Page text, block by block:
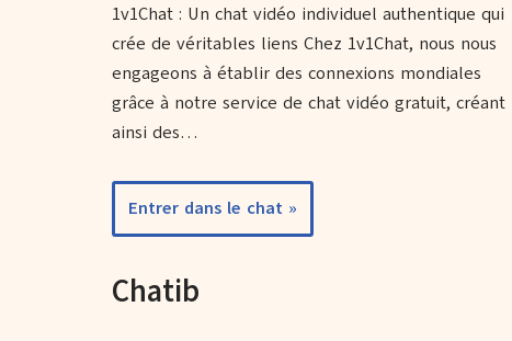
1v1Chat : Un chat vidéo individuel authentique qui
crée de véritables liens Chez 1v1Chat, nous nous
engageons à établir des connexions mondiales
grâce à notre service de chat vidéo gratuit, créant
ainsi des…
Entrer dans le chat »
Chatib